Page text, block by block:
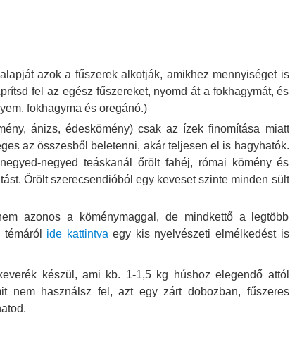
azok a fűszerek alkotják, amikhez mennyiséget is
fel az egész fűszereket, nyomd át a fokhagymát, és
fokhagyma és oregánó.)
ánizs, édeskömény) csak az ízek finomítása miatt
az összesből beletenni, akár teljesen el is hagyhatók.
negyed teáskanál őrölt fahéj, római kömény és
Őrölt szerecsendióból egy keveset szinte minden sült
azonos a köménymaggal, de mindkettő a legtöbb
ide kattintva egy kis nyelvészeti elmélkedést is
készül, ami kb. 1-1,5 kg húshoz elegendő attól
nem használsz fel, azt egy zárt dobozban, fűszeres